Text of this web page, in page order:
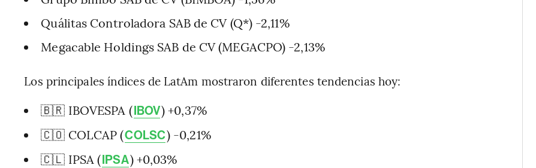
Quálitas Controladora SAB de CV (Q*) -2,11%
Megacable Holdings SAB de CV (MEGACPO) -2,13%
Los principales índices de LatAm mostraron diferentes tendencias hoy:
🇧🇷 IBOVESPA (IBOV) +0,37%
🇨🇴 COLCAP (COLSC) -0,21%
🇨🇱 IPSA (IPSA) +0,03%